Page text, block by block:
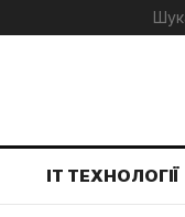
IT ТЕХНОЛОГІЇ